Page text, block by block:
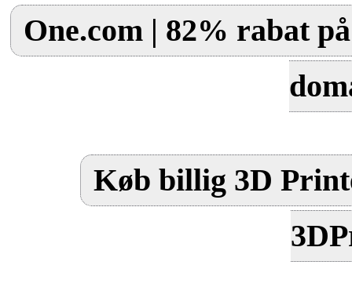
One.com | 82% rabat
Køb billig 3D